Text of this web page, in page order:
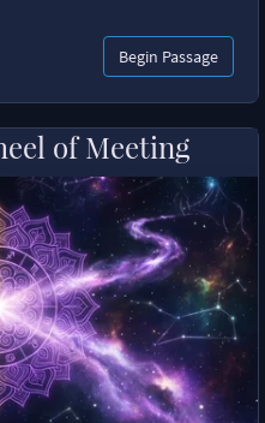
Begin Passage
of Meeting